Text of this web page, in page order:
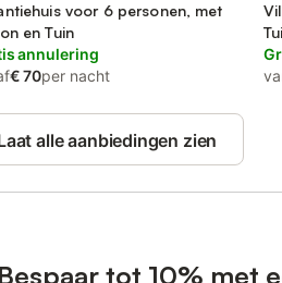
voor 6 personen, met
en Tuin
annulering
€ 70per nacht
alle aanbiedingen zien
Bespaar tot 10% met